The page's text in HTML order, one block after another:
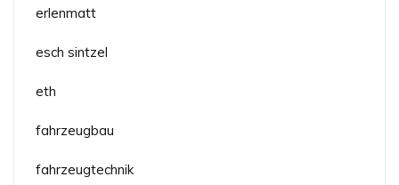
erlenmatt
esch sintzel
eth
fahrzeugbau
fahrzeugtechnik